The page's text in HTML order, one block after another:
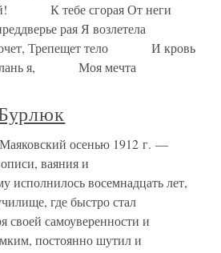
К тебе сгорая От неги
рая Я возлетела
Трепещет тело И кровь
лань я, Моя мечта
осенью 1912 г. —
ваяния и
исполнилось восемнадцать лет,
где быстро стал
своей самоуверенности и
постоянно шутил и